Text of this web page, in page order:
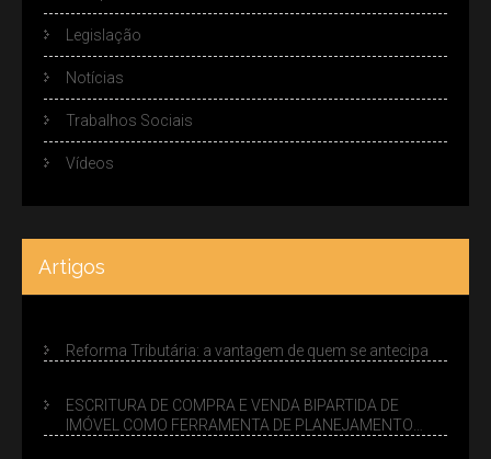
Legislação
Notícias
Trabalhos Sociais
Vídeos
Artigos
Reforma Tributária: a vantagem de quem se antecipa
ESCRITURA DE COMPRA E VENDA BIPARTIDA DE
IMÓVEL COMO FERRAMENTA DE PLANEJAMENTO